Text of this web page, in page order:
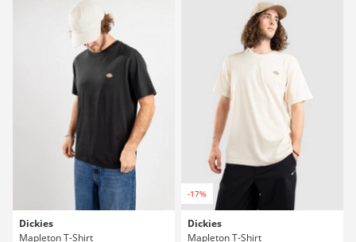
Dickies
Mapleton T-Shirt
-17%
Dickies
Mapleton T-Shirt